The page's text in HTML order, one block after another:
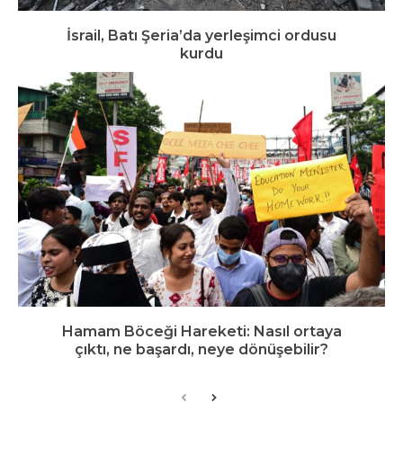
İsrail, Batı Şeria’da yerleşimci ordusu
kurdu
Hamam Böceği Hareketi: Nasıl ortaya
çıktı, ne başardı, neye dönüşebilir?